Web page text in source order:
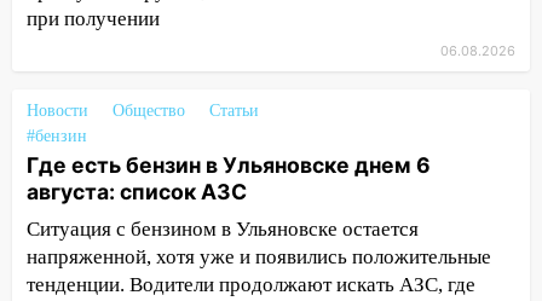
провернул хитрую схему с чужими
проездными
120 тысяч долга
11:49 Снят режим «Ракетная
опасность» на территории Ульяновской
области
11:30 Кабмин РФ разрешил до 1 июля
2027 года импорт, выпуск и обращение
при получении
06.08.2026
Новости Общество
Статьи
#бензин
Где есть бензин в Ульяновске днем 6
августа: список АЗС
Ситуация с бензином в Ульяновске остается
напряженной, хотя уже и появились положительные
тенденции. Водители продолжают искать АЗС, где